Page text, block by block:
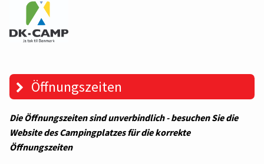
Öffnungszeiten
Die Öffnungszeiten sind unverbindlich - besuchen Sie die
Website des Campingplatzes für die korrekte
Öffnungszeiten